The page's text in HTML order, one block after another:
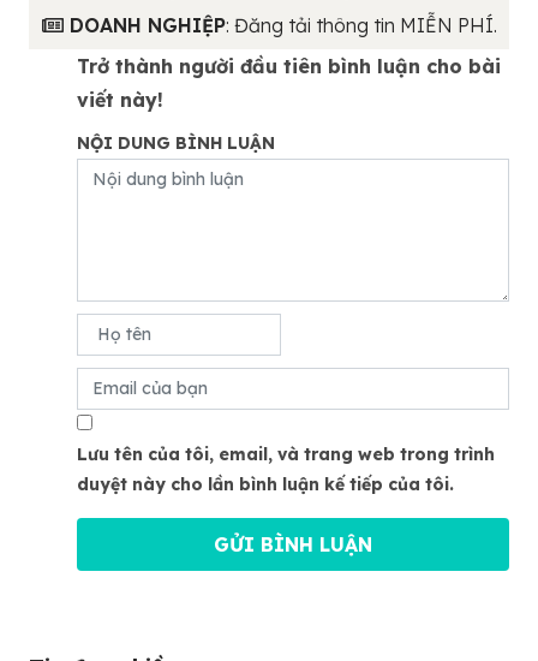
DOANH NGHIỆP: Đăng tải thông tin MIỄN PHÍ.
Trở thành người đầu tiên bình luận cho bài
viết này!
NỘI DUNG BÌNH LUẬN
Lưu tên của tôi, email, và trang web trong trình
duyệt này cho lần bình luận kế tiếp của tôi.